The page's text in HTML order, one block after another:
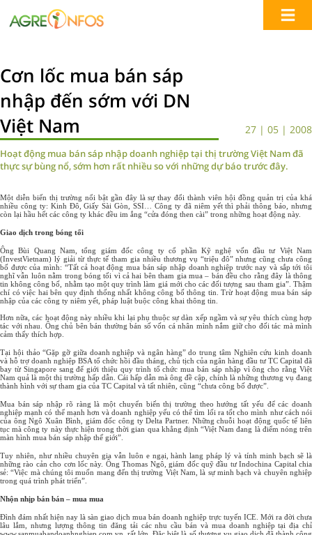
Cơn lốc mua bán sáp
nhập đến sớm với DN
Việt Nam
27 | 05 | 2008
Hoạt động mua bán sáp nhập doanh nghiệp tại thị trường Việt Nam đã
thực sự bùng nổ, sớm hơn rất nhiều so với những dự báo trước đây.
Một diễn biến thị trường nổi bật gần đây là sự thay đổi thành viên hội đồng quản trị của khá
nhiều công ty: Kinh Đô, Giấy Sài Gòn, SSI… Công ty đã niêm yết thì phải thông báo, nhưng
còn lại hầu hết các công ty khác đều im ắng “cửa đóng then cài” trong những hoạt động này.
Giao dịch trong bóng tối
Ông Bùi Quang Nam, tổng giám đốc công ty cổ phần Kỹ nghệ vốn đầu tư Việt Nam
(InvestVietnam) lý giải từ thực tế tham gia nhiều thương vụ “triệu đô” nhưng cũng chưa công
bố được của mình: “Tất cả hoạt động mua bán sáp nhập doanh nghiệp trước nay và sắp tới tôi
nghĩ vẫn luôn nằm trong bóng tối vì cả hai bên tham gia mua – bán đều cho rằng đây là thông
tin không công bố, nhằm tạo một quy trình làm giá mới cho các đối tượng sau tham gia”. Thậm
chí có việc hai bên quy định thống nhất không công bố thông tin. Trừ hoạt động mua bán sáp
nhập của các công ty niêm yết, pháp luật buộc công khai thông tin.
Hơn nữa, các hoạt động này nhiều khi lại phụ thuộc sự dàn xếp ngầm và sự yêu thích cùng hợp
tác với nhau. Ông chủ bên bán thường bán số vốn cá nhân mình nắm giữ cho đối tác mà mình
cảm thấy thích hợp.
Tại hội thảo “Gặp gỡ giữa doanh nghiệp và ngân hàng” do trung tâm Nghiên cứu kinh doanh
và hỗ trợ doanh nghiệp BSA tổ chức hồi đầu tháng, chủ tịch của ngân hàng đầu tư TC Capital đã
bay từ Singapore sang để giới thiệu quy trình tổ chức mua bán sáp nhập vì ông cho rằng Việt
Nam quả là một thị trường hấp dẫn. Cái hấp dẫn mà ông đề cập, chính là những thương vụ đang
thành hình với sự tham gia của TC Capital và tất nhiên, cũng “chưa công bố được”.
Mua bán sáp nhập rõ ràng là một chuyển biến thị trường theo hướng tất yếu để các doanh
nghiệp mạnh có thể mạnh hơn và doanh nghiệp yếu có thể tìm lối ra tốt cho mình như cách nói
của ông Ngô Xuân Bình, giám đốc công ty Delta Partner. Những chuỗi hoạt động quốc tế liên
tục mà công ty này thực hiện trong thời gian qua khẳng định “Việt Nam đang là điểm nóng trên
màn hình mua bán sáp nhập thế giới”.
Tuy nhiên, như nhiều chuyên gia vẫn luôn e ngại, hành lang pháp lý và tính minh bạch sẽ là
những rào cản cho cơn lốc này. Ông Thomas Ngô, giám đốc quỹ đầu tư Indochina Capital chia
sẻ: “Việc mà chúng tôi muốn mang đến thị trường Việt Nam, là sự minh bạch và chuyên nghiệp
trong quá trình phát triển”.
Nhộn nhịp bán bán – mua mua
Đình đám nhất hiện nay là sàn giao dịch mua bán doanh nghiệp trực tuyến ICE. Mới ra đời chưa
lâu lắm, nhưng lượng thông tin đăng tải các nhu cầu bán và mua doanh nghiệp tại địa chỉ